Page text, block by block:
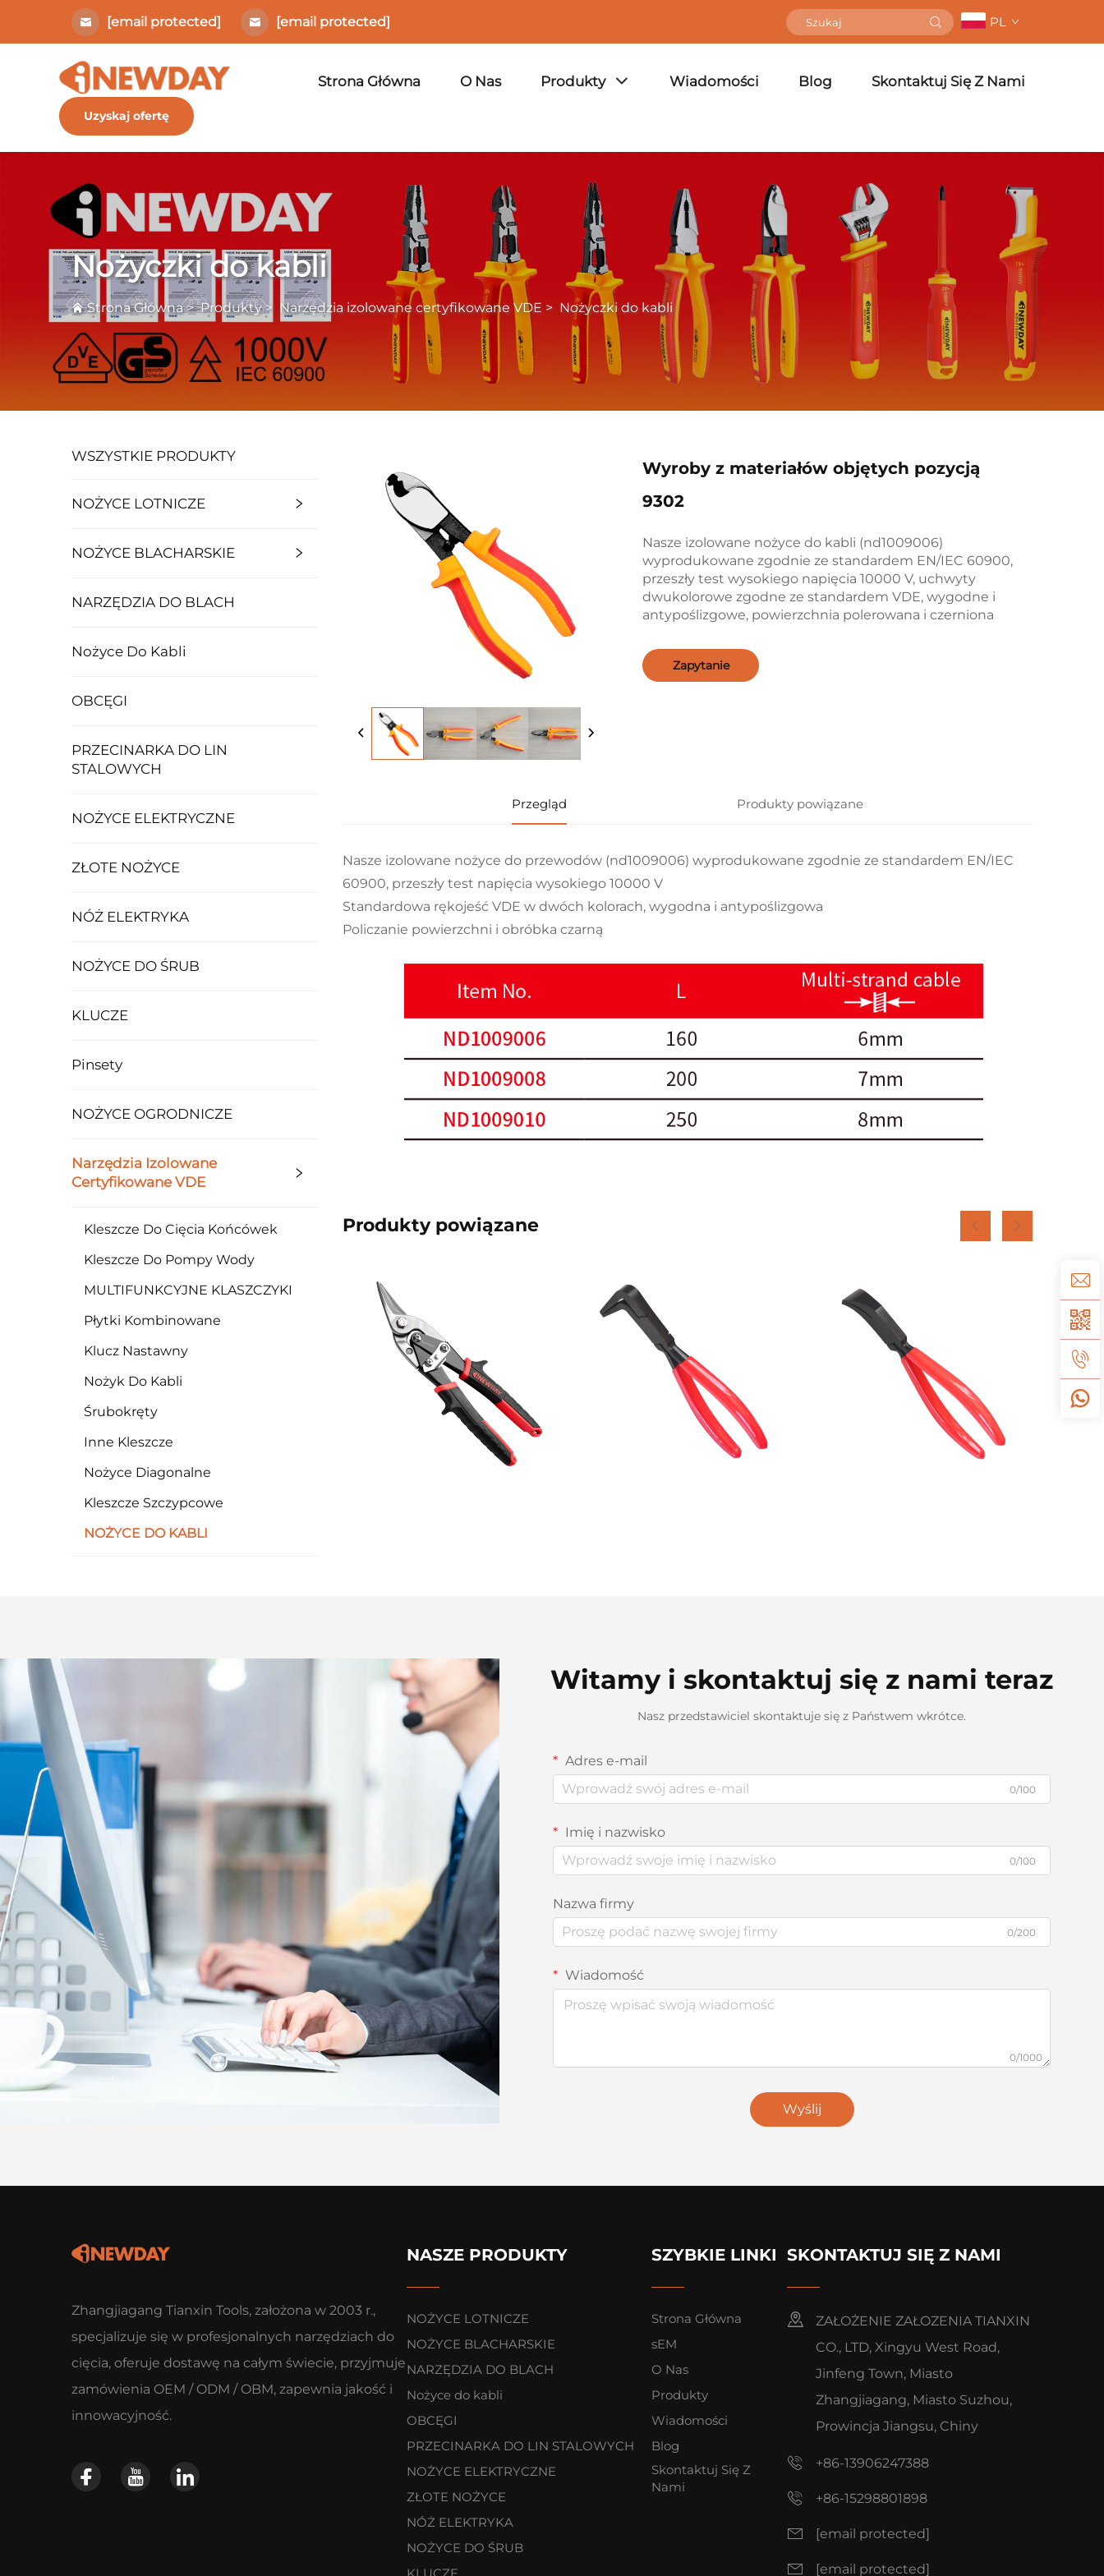
[email protected] [email protected] PL
Strona Główna O Nas Produkty Wiadomości Blog Skontaktuj Się Z Nami
Uzyskaj ofertę
Nożyczki do kabli
Strona Główna>Produkty> Narzędzia izolowane certyfikowane VDE > Nożyczki do kabli
WSZYSTKIE PRODUKTY
NOŻYCE LOTNICZE
NOŻYCE BLACHARSKIE
NARZĘDZIA DO BLACH
Nożyce Do Kabli
OBCĘGI
PRZECINARKA DO LIN
STALOWYCH
NOŻYCE ELEKTRYCZNE
ZŁOTE NOŻYCE
NÓŻ ELEKTRYKA
NOŻYCE DO ŚRUB
KLUCZE
Pinsety
NOŻYCE OGRODNICZE
Narzędzia Izolowane
Certyfikowane VDE
Kleszcze Do Cięcia Końcówek
Kleszcze Do Pompy Wody
MULTIFUNKCYJNE KLASZCZYKI
Płytki Kombinowane
Klucz Nastawny
Nożyk Do Kabli
Śrubokręty
Inne Kleszcze
Nożyce Diagonalne
Kleszcze Szczypcowe
NOŻYCE DO KABLI
Wyroby z materiałów objętych pozycją
9302
Nasze izolowane nożyce do kabli (nd1009006)
wyprodukowane zgodnie ze standardem EN/IEC 60900,
przeszły test wysokiego napięcia 10000 V, uchwyty
dwukolorowe zgodne ze standardem VDE, wygodne i
antypoślizgowe, powierzchnia polerowana i czerniona
Zapytanie
Przegląd Produkty powiązane
Nasze izolowane nożyce do przewodów (nd1009006) wyprodukowane zgodnie ze standardem EN/IEC
60900, przeszły test napięcia wysokiego 10000 V
Standardowa rękojeść VDE w dwóch kolorach, wygodna i antypoślizgowa
Policzanie powierzchni i obróbka czarną
Produkty powiązane
Witamy i skontaktuj się z nami teraz
Nasz przedstawiciel skontaktuje się z Państwem wkrótce.
Adres e-mail
0/100
Imię i nazwisko
0/100
Nazwa firmy
0/200
Wiadomość
0/1000
Wyślij
Zhangjiagang Tianxin Tools, założona w 2003 r.,
specjalizuje się w profesjonalnych narzędziach do
cięcia, oferuje dostawę na całym świecie, przyjmuje
zamówienia OEM / ODM / OBM, zapewnia jakość i
innowacyjność.
NASZE PRODUKTY
NOŻYCE LOTNICZE
NOŻYCE BLACHARSKIE
NARZĘDZIA DO BLACH
Nożyce do kabli
OBCĘGI
PRZECINARKA DO LIN STALOWYCH
NOŻYCE ELEKTRYCZNE
ZŁOTE NOŻYCE
NÓŻ ELEKTRYKA
NOŻYCE DO ŚRUB
SZYBKIE LINKI
Strona Główna
sEM
O Nas
Produkty
Wiadomości
Blog
Skontaktuj Się Z
Nami
SKONTAKTUJ SIĘ Z NAMI
ZAŁOŻENIE ZAŁOZENIA TIANXIN
CO., LTD, Xingyu West Road,
Jinfeng Town, Miasto
Zhangjiagang, Miasto Suzhou,
Prowincja Jiangsu, Chiny
+86-13906247388
+86-15298801898
[email protected]
[email protected]